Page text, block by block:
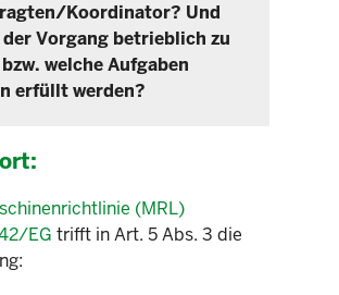
Koordinator? Und
Vorgang betrieblich zu
welche Aufgaben
erfüllt werden?
(MRL)
EG trifft in Art. 5 Abs. 3 die